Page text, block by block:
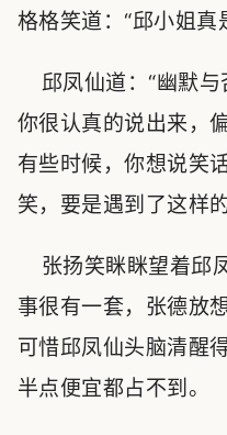
格格笑道：“邱小姐真
邱凤仙道：“幽默与
你很认真的说出来，
有些时候，你想说笑
笑，要是遇到了这样
张扬笑眯眯望着邱
事很有一套，张德放
可惜邱凤仙头脑清醒
半点便宜都占不到。